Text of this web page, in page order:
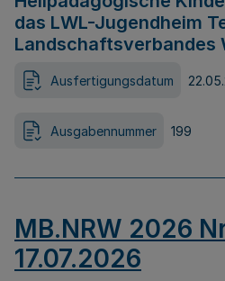
das LWL-Jugendheim
Landschaftsverbandes
Ausfertigungsdatum
Ausgabennummer 199
MB.NRW 2026
17.07.2026